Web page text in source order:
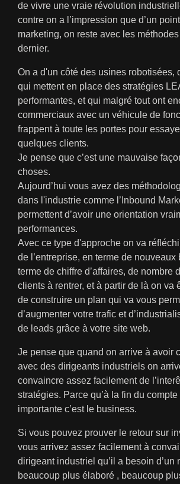
de vivre une vraie révolution
contre on a l’impression que d’un
marketing, on reste avec les
dernier.
On a d'un côté des usines robotisées,
qui mettent en place des stratégies
performantes, et qui malgré tout ont
commerciaux avec un véhicule de
frappent à toute les portes pour
quelques clients.
Je pense que c’est une mauvaise
choses.
Aujourd’hui vous avez des
dans l'industrie comme l’Inbound
permettent d’avoir une orientation
performances.
Avec ce type d'approche on va
de l’entreprise, en terme de nouveaux
terme de chiffre d’affaires, de nombre
clients à rentrer, et à partir de là on va
de construire un plan qui va vous
d’augmenter votre trafic et
de leads grâce à votre site web.
Je pense que quand on arrive à avoir
avec des dirigeants industriels on
convaincre assez facilement de
stratégies. Parce qu’à la fin du
importante c’est le business.
Si vous pouvez prouver le retour sur
vous arrivez assez facilement à
dirigeant industriel qu’il a besoin d’un
beaucoup plus élaboré , beaucoup